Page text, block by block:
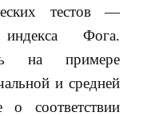
тестов —
Фога.
на примере
и средней
соответствии